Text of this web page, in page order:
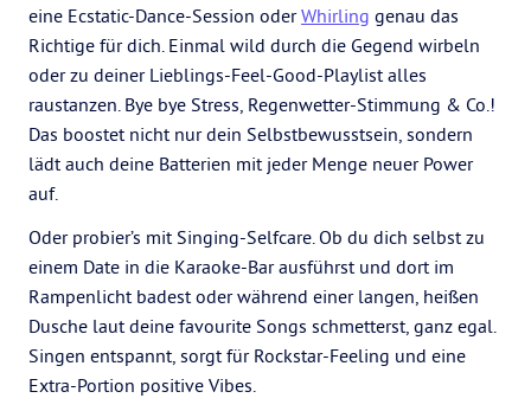
eine Ecstatic-Dance-Session oderWhirling genau das
Richtige für dich. Einmal wild durch die Gegend wirbeln
oder zu deiner Lieblings-Feel-Good-Playlist alles
raustanzen. Bye bye Stress, Regenwetter-Stimmung & Co.!
Das boostet nicht nur dein Selbstbewusstsein, sondern
lädt auch deine Batterien mit jeder Menge neuer Power
auf.
Oder probier’s mit Singing-Selfcare. Ob du dich selbst zu
einem Date in die Karaoke-Bar ausführst und dort im
Rampenlicht badest oder während einer langen, heißen
Dusche laut deine favourite Songs schmetterst, ganz egal.
Singen entspannt, sorgt für Rockstar-Feeling und eine
Extra-Portion positive Vibes.